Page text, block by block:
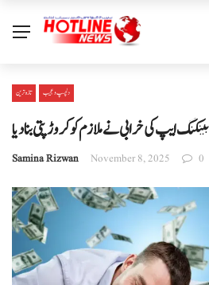
تازہ ترین دلچسپ و عجیب
بینکنگ ایپ کی خرابی نے ملازم کو کروڑ پتی بنا دیا
Samina Rizwan November 8, 2025 0